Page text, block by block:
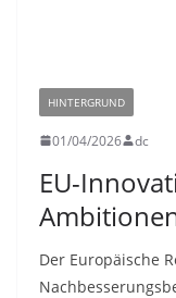
HINTERGRUND
01/04/2026 dc
EU-
Der Europäische